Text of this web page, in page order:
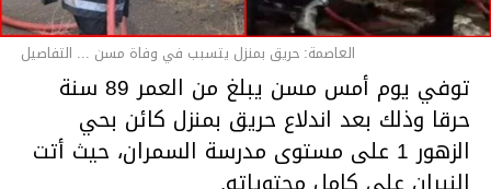
العاصمة: حريق بمنزل يتسبب في وفاة مسن ... التفاصيل
توفي يوم أمس مسن يبلغ من العمر 89 سنة
حرقا وذلك بعد اندلاع حريق بمنزل كائن بحي
الزهور 1 على مستوى مدرسة السمران، حيث أتت